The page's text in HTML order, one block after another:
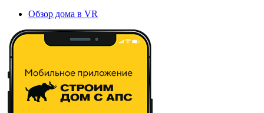
Обзор дома в VR